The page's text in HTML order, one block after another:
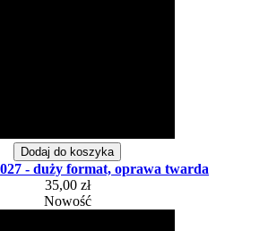
Dodaj do koszyka
- duży format, oprawa twarda
35,00 zł
Nowość